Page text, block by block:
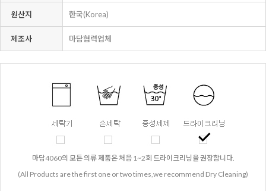
원산지 한국(Korea)
제조사 마담협력업체
마담4060의 모든 의류 제품은 처음 1~2회 드라이크리닝을 권장합니다.
(All Products are the first one or two times,we recommend Dry Cleaning)